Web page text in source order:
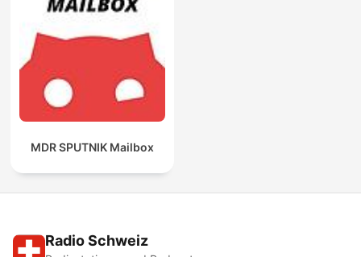
MDR SPUTNIK Mailbox
Radio Schweiz